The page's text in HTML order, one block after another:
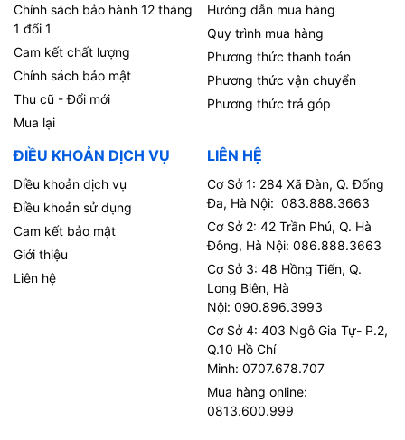
Chính sách bảo hành 12 tháng
1 đổi 1
Cam kết chất lượng
Chính sách bảo mật
Thu cũ - Đổi mới
Mua lại
Hướng dẫn mua hàng
Quy trình mua hàng
Phương thức thanh toán
Phương thức vận chuyển
Phương thức trả góp
ĐIỀU KHOẢN DỊCH VỤ
Diều khoản dịch vụ
Điều khoản sử dụng
Cam kết bảo mật
Giới thiệu
Liên hệ
LIÊN HỆ
Cơ Sở 1: 284 Xã Đàn, Q. Đống
Đa, Hà Nội: 083.888.3663
Cơ Sở 2: 42 Trần Phú, Q. Hà
Đông, Hà Nội: 086.888.3663
Cơ Sở 3: 48 Hồng Tiến, Q.
Long Biên, Hà
Nội: 090.896.3993
Cơ Sở 4: 403 Ngô Gia Tự- P.2,
Q.10 Hồ Chí
Minh: 0707.678.707
Mua hàng online:
0813.600.999